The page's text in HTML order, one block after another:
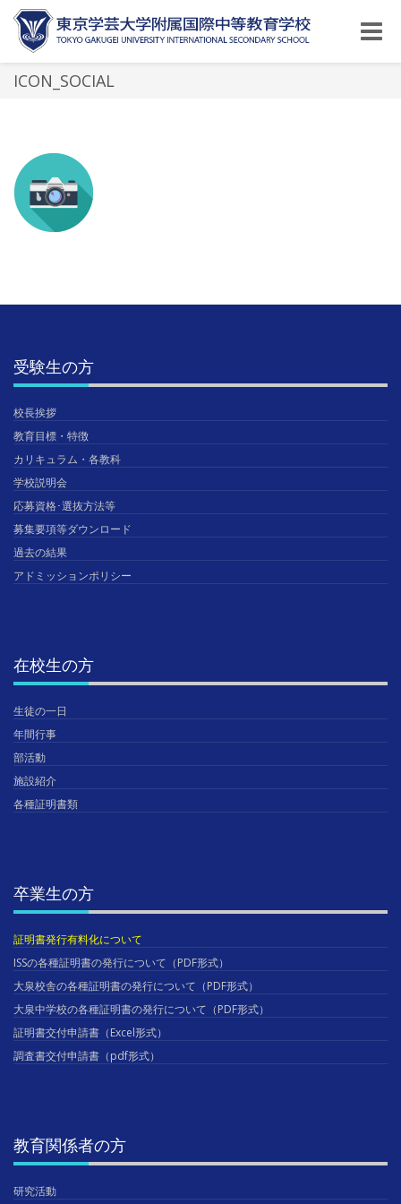
Toggle
ICON_SOCIAL
受験生の方
校長挨拶
教育目標・特徴
カリキュラム・各教科
学校説明会
応募資格･選抜方法等
募集要項等ダウンロード
過去の結果
アドミッションポリシー
在校生の方
生徒の一日
年間行事
部活動
施設紹介
各種証明書類
卒業生の方
証明書発行有料化について
ISSの各種証明書の発行について（PDF形式）
大泉校舎の各種証明書の発行について（PDF形式）
大泉中学校の各種証明書の発行について（PDF形式）
証明書交付申請書（Excel形式）
調査書交付申請書（pdf形式）
教育関係者の方
研究活動